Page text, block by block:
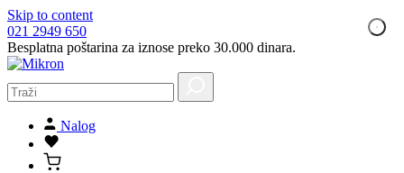
Skip to content
021 2949 650
Besplatna poštarina za iznose preko 30.000 dinara.
Nalog